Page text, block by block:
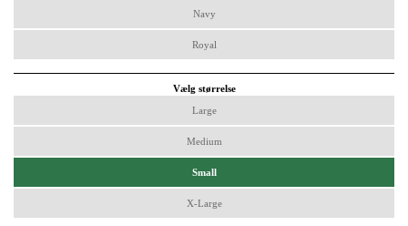
Navy
Royal
Vælg størrelse
Large
Medium
Small
X-Large